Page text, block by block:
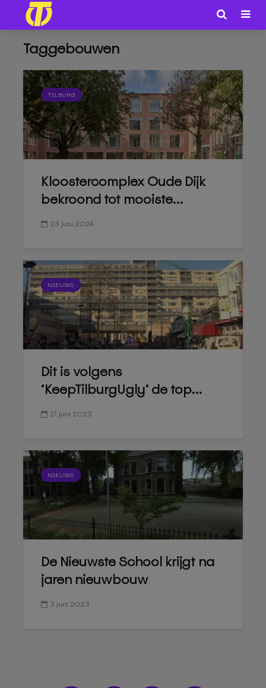
Taggebouwen
TILBURG
Kloostercomplex Oude Dijk
bekroond tot mooiste...
23 juni 2024
NIEUWS
Dit is volgens
‘KeepTilburgUgly’ de top...
17 juni 2023
NIEUWS
De Nieuwste School krijgt na
jaren nieuwbouw
3 juni 2023